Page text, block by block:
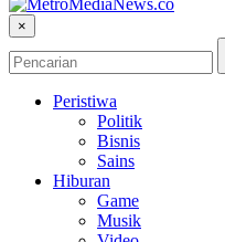
×
Peristiwa
Politik
Bisnis
Sains
Hiburan
Game
Musik